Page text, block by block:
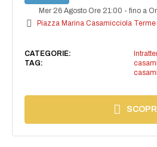
Mer 26 Agosto Ore 21:00 -fino a
Piazza Marina Casamicciola Terme
CATEGORIE:
TAG:
SCOPRI